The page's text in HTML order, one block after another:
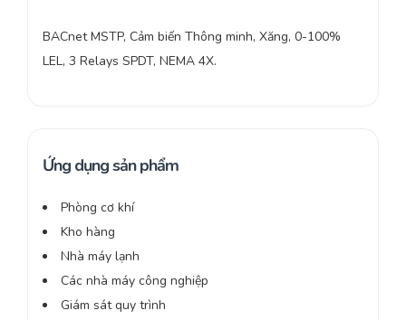
BACnet MSTP, Cảm biến Thông minh, Xăng, 0-100%
LEL, 3 Relays SPDT, NEMA 4X.
Ứng dụng sản phẩm
Phòng cơ khí
Kho hàng
Nhà máy lạnh
Các nhà máy công nghiệp
Giám sát quy trình